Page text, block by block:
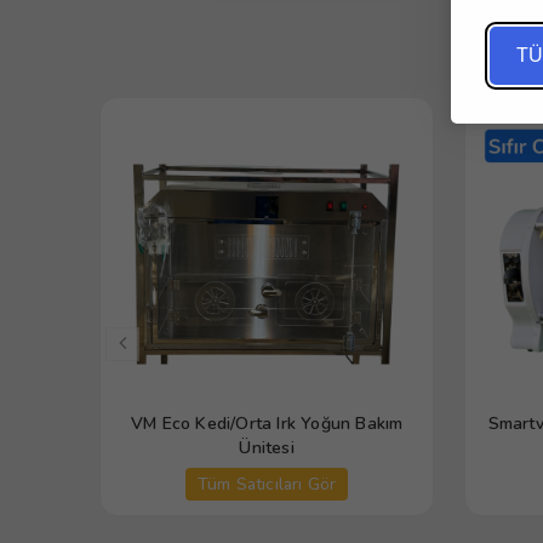
VM Eco Kedi/Orta Irk Yoğun Bakım
Ünitesi
Tüm Satıcıları Gör